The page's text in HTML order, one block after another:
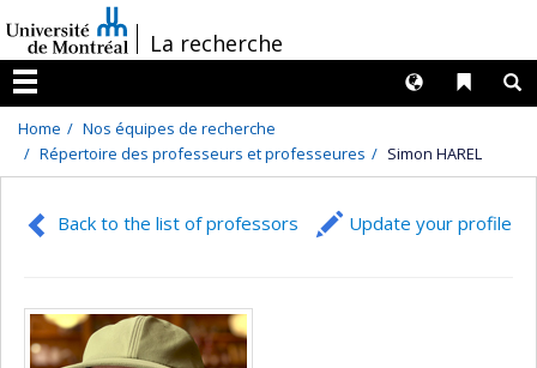
au
contenu
/La recherche
Menu
Liens
Langues
Home
Nos équipes de recherche
Répertoire des professeurs et professeures
Simon HAREL
Back to the list of professors Update your profile